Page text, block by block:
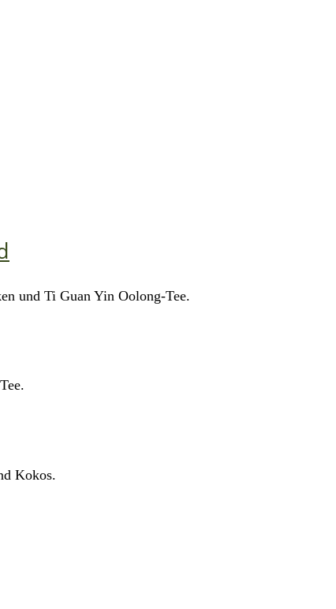
und Ti Guan Yin Oolong-Tee.
Kokos.